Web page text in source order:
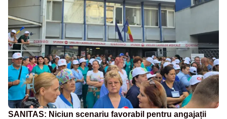
SANITAS: Niciun scenariu favorabil pentru angajații